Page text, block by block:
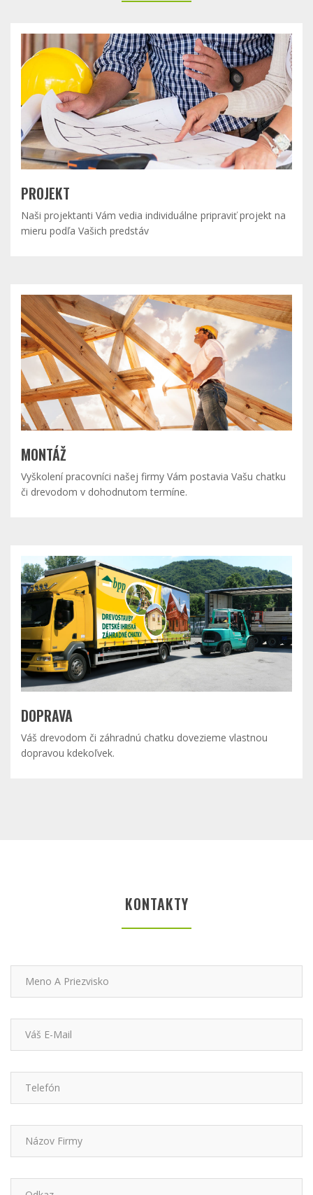
PROJEKT
Naši projektanti Vám vedia individuálne pripraviť projekt na
mieru podľa Vašich predstáv
MONTÁŽ
Vyškolení pracovníci našej firmy Vám postavia Vašu chatku
či drevodom v dohodnutom termíne.
DOPRAVA
Váš drevodom či záhradnú chatku dovezieme vlastnou
dopravou kdekoľvek.
KONTAKTY